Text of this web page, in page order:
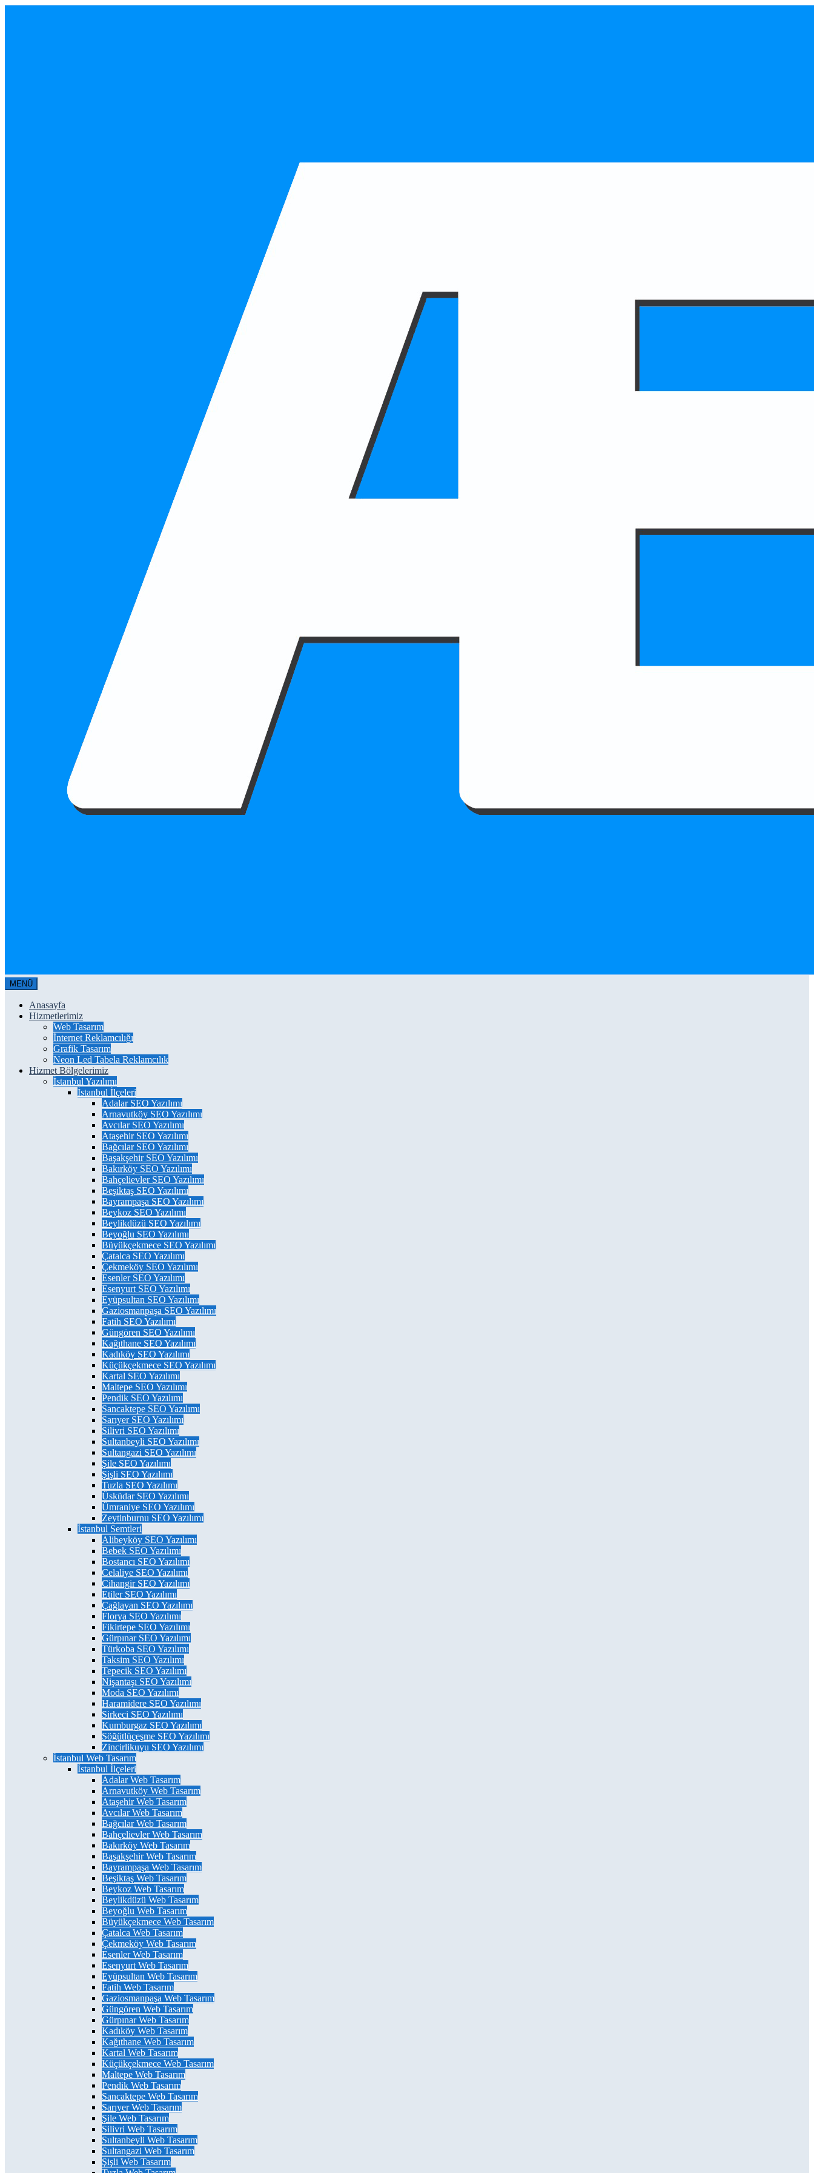
MENÜ
Anasayfa
Hizmetlerimiz
Web Tasarım
İnternet Reklamcılığı
Grafik Tasarım
Neon Led Tabela Reklamcılık
Hizmet Bölgelerimiz
İstanbul Yazılımı
İstanbul İlçeleri
Adalar SEO Yazılımı
Arnavutköy SEO Yazılımı
Avcılar SEO Yazılımı
Ataşehir SEO Yazılımı
Bağcılar SEO Yazılımı
Başakşehir SEO Yazılımı
Bakırköy SEO Yazılımı
Bahçelievler SEO Yazılımı
Beşiktaş SEO Yazılımı
Bayrampaşa SEO Yazılımı
Beykoz SEO Yazılımı
Beylikdüzü SEO Yazılımı
Beyoğlu SEO Yazılımı
Büyükçekmece SEO Yazılımı
Çatalca SEO Yazılımı
Çekmeköy SEO Yazılımı
Esenler SEO Yazılımı
Esenyurt SEO Yazılımı
Eyüpsultan SEO Yazılımı
Gaziosmanpaşa SEO Yazılımı
Fatih SEO Yazılımı
Güngören SEO Yazılımı
Kağıthane SEO Yazılımı
Kadıköy SEO Yazılımı
Küçükçekmece SEO Yazılımı
Kartal SEO Yazılımı
Maltepe SEO Yazılımı
Pendik SEO Yazılımı
Sancaktepe SEO Yazılımı
Sarıyer SEO Yazılımı
Silivri SEO Yazılımı
Sultanbeyli SEO Yazılımı
Sultangazi SEO Yazılımı
Şile SEO Yazılımı
Şişli SEO Yazılımı
Tuzla SEO Yazılımı
Üsküdar SEO Yazılımı
Ümraniye SEO Yazılımı
Zeytinburnu SEO Yazılımı
İstanbul Semtleri
Alibeyköy SEO Yazılımı
Bebek SEO Yazılımı
Bostancı SEO Yazılımı
Celaliye SEO Yazılımı
Cihangir SEO Yazılımı
Etiler SEO Yazılımı
Çağlayan SEO Yazılımı
Florya SEO Yazılımı
Fikirtepe SEO Yazılımı
Gürpınar SEO Yazılımı
Türkoba SEO Yazılımı
Taksim SEO Yazılımı
Tepecik SEO Yazılımı
Nişantaşı SEO Yazılımı
Moda SEO Yazılımı
Haramidere SEO Yazılımı
Sirkeci SEO Yazılımı
Kumburgaz SEO Yazılımı
Söğütlüçeşme SEO Yazılımı
Zincirlikuyu SEO Yazılımı
İstanbul Web Tasarım
İstanbul İlçeleri
Adalar Web Tasarım
Arnavutköy Web Tasarım
Ataşehir Web Tasarım
Avcılar Web Tasarım
Bağcılar Web Tasarım
Bahçelievler Web Tasarım
Bakırköy Web Tasarım
Başakşehir Web Tasarım
Bayrampaşa Web Tasarım
Beşiktaş Web Tasarım
Beykoz Web Tasarım
Beylikdüzü Web Tasarım
Beyoğlu Web Tasarım
Büyükçekmece Web Tasarım
Çatalca Web Tasarım
Çekmeköy Web Tasarım
Esenler Web Tasarım
Esenyurt Web Tasarım
Eyüpsultan Web Tasarım
Fatih Web Tasarım
Gaziosmanpaşa Web Tasarım
Güngören Web Tasarım
Gürpınar Web Tasarım
Kadıköy Web Tasarım
Kağıthane Web Tasarım
Kartal Web Tasarım
Küçükçekmece Web Tasarım
Maltepe Web Tasarım
Pendik Web Tasarım
Sancaktepe Web Tasarım
Sarıyer Web Tasarım
Şile Web Tasarım
Silivri Web Tasarım
Sultanbeyli Web Tasarım
Sultangazi Web Tasarım
Şişli Web Tasarım